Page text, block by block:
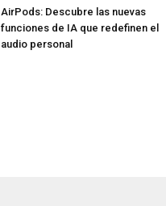
AirPods: Descubre las nuevas
funciones de IA que redefinen el
audio personal